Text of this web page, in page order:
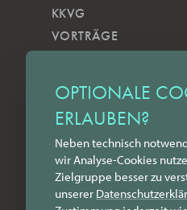
OPTIONALE
ERLAUBEN?
Neben technisch
wir Analyse-Cookies
Zielgruppe besser zu
unserer
KKVG
VORTRÄGE
ZILKENS NEWSBLOG
NEWSLETTER
YOUTUBE
INSTAGRAM
FACEBOOK